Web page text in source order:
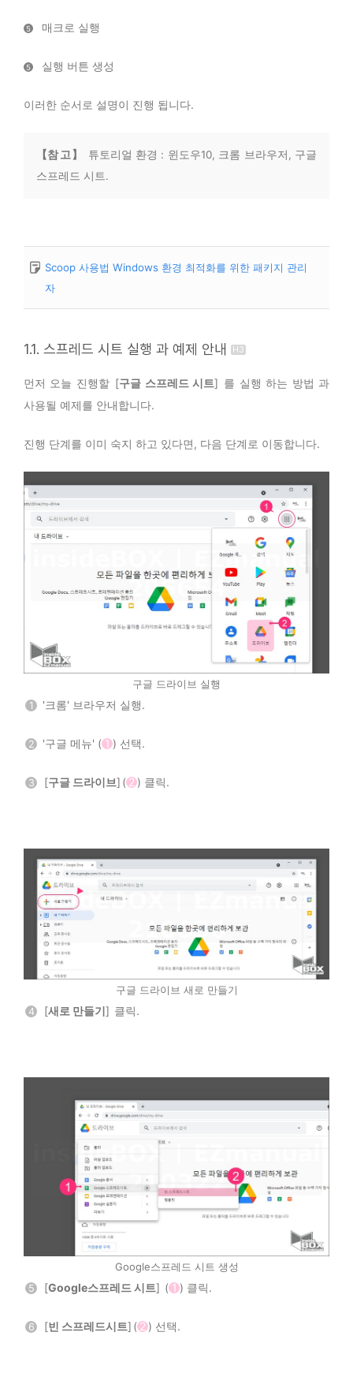
5 매크로 실행
5 실행 버튼 생성
이러한 순서로 설명이 진행 됩니다.
【참 고】
튜토리얼 환경 : 윈도우10, 크롬 브라우저, 구글
스프레드 시트.
Scoop 사용법 Windows 환경 최적화를 위한 패키지 관리
자
1.1. 스프레드 시트 실행 과 예제 안내
먼저 오늘 진행할 [구글 스프레드 시트] 를 실행 하는 방법 과
사용될 예제를 안내합니다.
진행 단계를 이미 숙지 하고 있다면, 다음 단계로 이동합니다.
구글 드라이브 실행
1 '크롬' 브라우저 실행.
2 '구글 메뉴' ( 1 ) 선택.
3 [구글 드라이브] ( 2 ) 클릭.
구글 드라이브 새로 만들기
4 [새로 만들기] 클릭.
Google스프레드 시트 생성
5 [Google스프레드 시트] ( 1 ) 클릭.
6 [빈 스프레드시트] ( 2 ) 선택.